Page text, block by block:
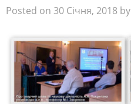
Posted on 30 Січня, 2018 by